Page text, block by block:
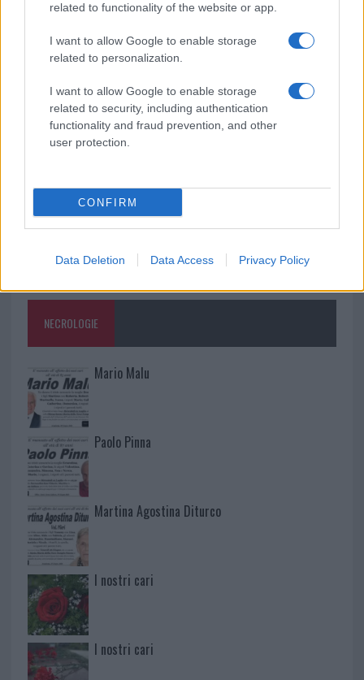
related to functionality of the website or app.
I want to allow Google to enable storage
related to personalization.
I want to allow Google to enable storage
related to security, including authentication
functionality and fraud prevention, and other
user protection.
CONFIRM
Data Deletion Data Access Privacy Policy
Salmo finisce in ospedale a Catania, ma il tour
va avanti: “Sicilia, ci sono”
NECROLOGIE
Mario Malu
Paolo Pinna
Martina Agostina Diturco
I nostri cari
I nostri cari